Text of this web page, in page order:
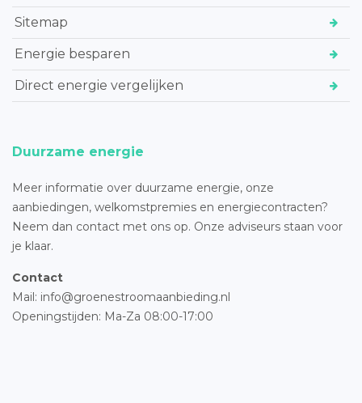
Sitemap
Energie besparen
Direct energie vergelijken
Duurzame energie
Meer informatie over duurzame energie, onze
aanbiedingen, welkomstpremies en energiecontracten?
Neem dan contact met ons op. Onze adviseurs staan voor
je klaar.
Contact
Mail: info@groenestroomaanbieding.nl
Openingstijden: Ma-Za 08:00-17:00